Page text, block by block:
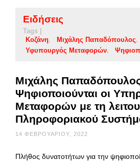
Ειδήσεις
Tags |
Κοζάνη
Μιχάλης Παπαδόπουλος
Υφυπουργός Μεταφορών
Μιχάλης
Ψηφιοποιούνται οι
Μεταφορών με τη
Πληροφοριακού
14 ΦΕΒΡΟΥΑΡΊΟΥ, 2022
Πλήθος δυνατοτήτων για την